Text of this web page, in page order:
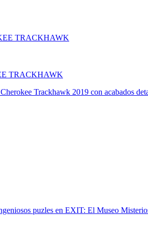
TRACKHAWK
Trackhawk 2019 con acabados
puzles en EXIT: El Museo